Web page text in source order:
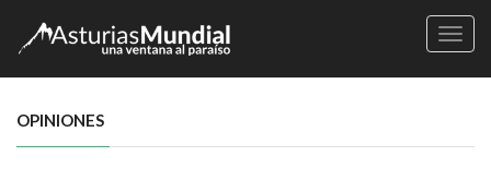
OPINIONES